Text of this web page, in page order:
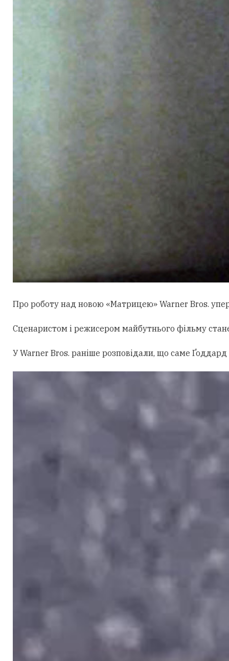
Про роботу над новою «Матрицею» Warner Bros.
Сценаристом і режисером майбутнього фільму
У Warner Bros. раніше розповідали, що саме